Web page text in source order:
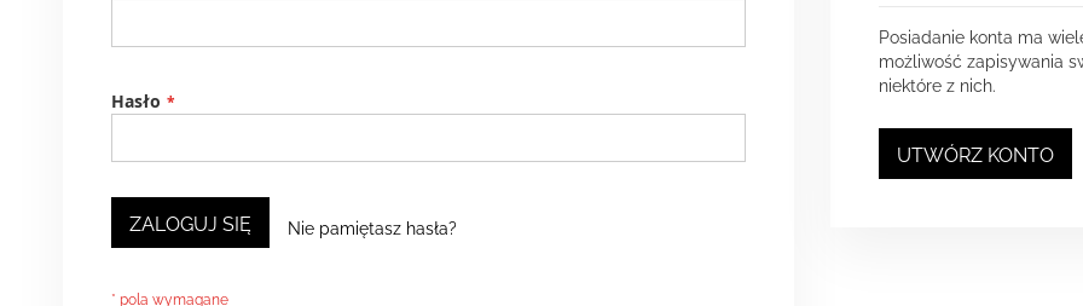
Hasło
ZALOGUJ SIĘ Nie pamiętasz hasła?
Posiadanie konta ma
możliwość zapisywania
niektóre z nich.
UTWÓRZ KONTO